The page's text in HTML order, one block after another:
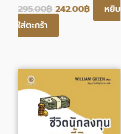
295.00฿ 242.00฿
หยิบ
ใส่ตะกร้า
price
465.00฿.
price
is: